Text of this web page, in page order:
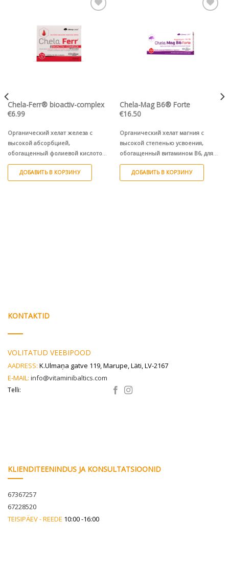
Chela-Ferr® bioactiv-complex
€6.99
Органический хелат железа с
высокой абсорбцией,
обогащенный фолиевой кислотой
и витаминами: B6, B12, C.
ДОБАВИТЬ В КОРЗИНУ
Chela-Mag B6® Forte
€16.50
Органический хелат магния с
высокой степенью усвоения,
обогащенный витамином B6, для
нормальной работы мышц и
поддержания баланса магния.
ДОБАВИТЬ В КОРЗИНУ
KONTAKTID
VOLITATUD VEEBIPOOD
AADRESS: K.Ulmaņa gatve 119, Marupe, Läti, LV-2167
E-MAIL: info@vitaminibaltics.com
Telli:
KLIENDITEENINDUS JA KONSULTATSIOONID
67367257
67228520
TEISIPÄEV - REEDE 10:00 -16:00